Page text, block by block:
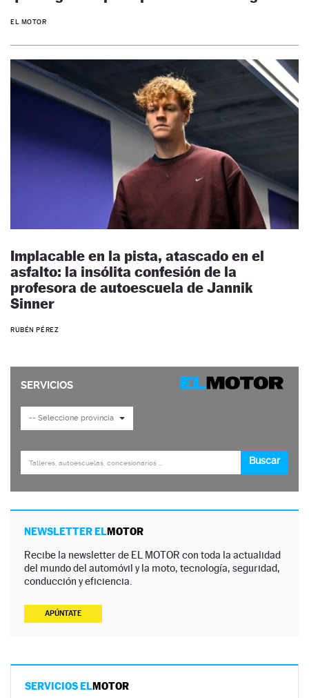
EL MOTOR
Implacable en la pista, atascado en el
asfalto: la insólita confesión de la
profesora de autoescuela de Jannik
Sinner
RUBÉN PÉREZ
NEWSLETTER ELMOTOR
Recibe la newsletter de EL MOTOR con toda la actualidad
del mundo del automóvil y la moto, tecnología, seguridad,
conducción y eficiencia.
APÚNTATE
SERVICIOS ELMOTOR